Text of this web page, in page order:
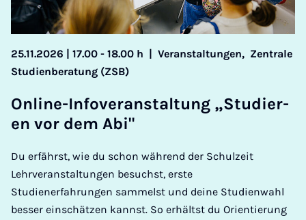
25.11.2026 | 17.00 - 18.00 h Veranstaltungen, Zentrale
Studienberatung (ZSB)
On­line-In­fover­an­stal­tung „Stud­ier­
en vor dem Abi"
Du erfährst, wie du schon während der Schulzeit
Lehrveranstaltungen besuchst, erste
Studienerfahrungen sammelst und deine Studienwahl
besser einschätzen kannst. So erhältst du Orientierung